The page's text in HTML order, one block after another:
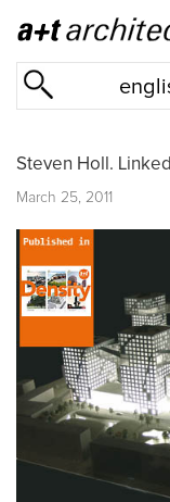
Steven Holl.
March 25, 2011